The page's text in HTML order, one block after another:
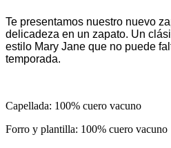
Te presentamos nuestro nuevo
delicadeza en un zapato. Un
estilo Mary Jane que no puede
temporada.
Capellada: 100% cuero vacuno
Forro y plantilla: 100% cuero vacuno